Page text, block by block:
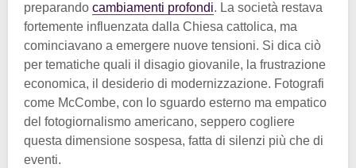
preparando cambiamenti profondi. La società restava
fortemente influenzata dalla Chiesa cattolica, ma
cominciavano a emergere nuove tensioni. Si dica ciò
per tematiche quali il disagio giovanile, la frustrazione
economica, il desiderio di modernizzazione. Fotografi
come McCombe, con lo sguardo esterno ma empatico
del fotogiornalismo americano, seppero cogliere
questa dimensione sospesa, fatta di silenzi più che di
eventi.